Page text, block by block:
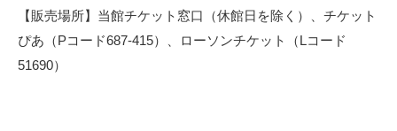
【販売場所】当館チケット窓口（休館日を除く）、チケット
ぴあ（Pコード687-415）、ローソンチケット（Lコード
51690）